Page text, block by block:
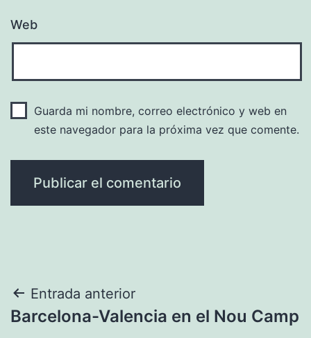
Web
Guarda mi nombre, correo electrónico y web en
este navegador para la próxima vez que comente.
Navegación
de
Entrada anterior
Barcelona-Valencia en el Nou Camp